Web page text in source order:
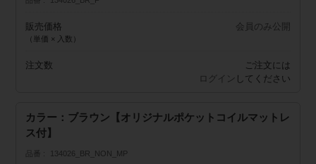
販売価格
（単価 × 入数）
会員のみ公開
注文数
ご注文には
ログイン してください
カラー：ブラウン【オリジナルポケットコイルマットレ
ス付】
品番 134026_BR_NON_MP